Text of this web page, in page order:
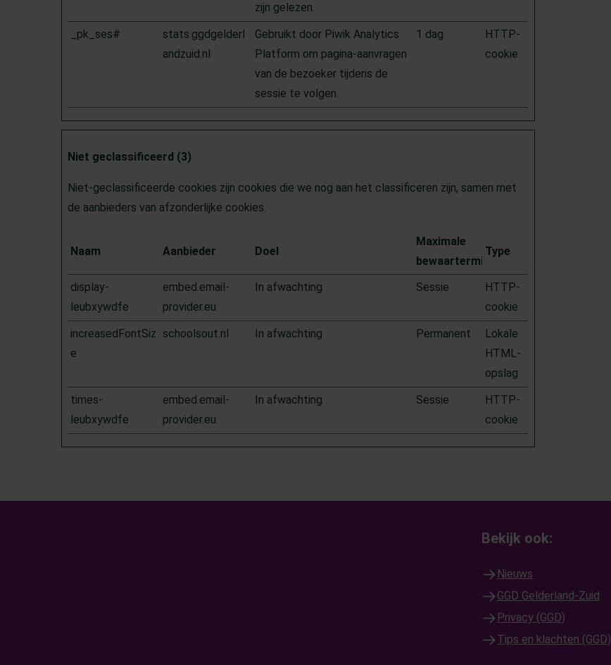
zijn gelezen.
_pk_ses#
stats.ggdgelderl
andzuid.nl
Gebruikt door Piwik Analytics
Platform om pagina-aanvragen
van de bezoeker tijdens de
sessie te volgen.
1 dag
HTTP-
cookie
Niet geclassificeerd (3)
Niet-geclassificeerde cookies zijn cookies die we nog aan het classificeren zijn, samen met
de aanbieders van afzonderlijke cookies.
Naam Aanbieder Doel
Maximale
bewaartermijn
Type
display-
leubxywdfe
embed.email-
provider.eu
In afwachting Sessie
HTTP-
cookie
increasedFontSiz
e
schoolsout.nl In afwachting Permanent
Lokale
HTML-
opslag
times-
leubxywdfe
embed.email-
provider.eu
In afwachting Sessie
HTTP-
cookie
Bekijk ook:
Nieuws
GGD Gelderland-Zuid
Privacy (GGD)
Tips en klachten (GGD)